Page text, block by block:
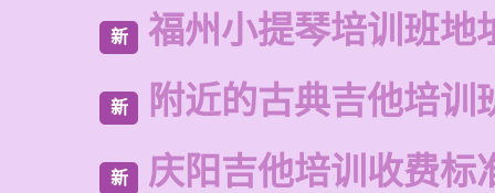
新 福州小提琴培训班地
新 附近的古典吉他培训
新 庆阳吉他培训收费标